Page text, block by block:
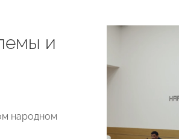
и
народном